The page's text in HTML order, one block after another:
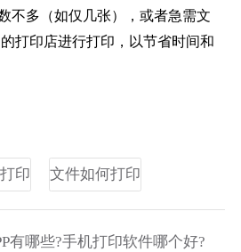
不多（如仅几张），或者急需文
打印店进行打印，以节省时间和
印 文件如何打印
有哪些?手机打印软件哪个好?